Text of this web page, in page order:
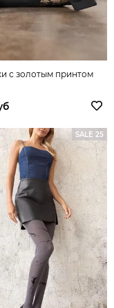
с золотым принтом
SALE 25